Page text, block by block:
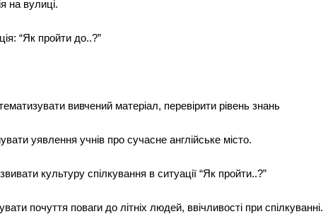
на вулиці.
“Як пройти до..?”
вивчений матеріал, перевірити рівень знань
уявлення учнів про сучасне англійське місто.
культуру спілкування в ситуації “Як пройти..?”
почуття поваги до літніх людей, ввічливості при спілкуванні.